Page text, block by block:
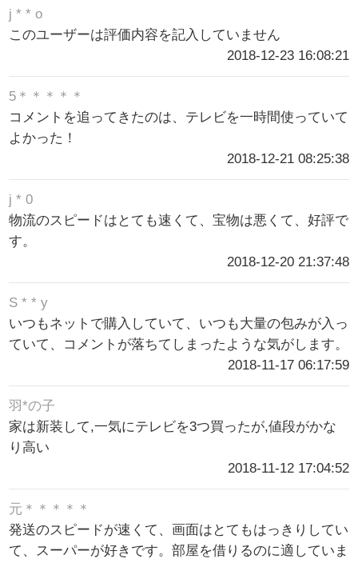
j * * o
このユーザーは評価内容を記入していません
2018-12-23 16:08:21
5＊＊＊＊＊
コメントを追ってきたのは、テレビを一時間使っていて
よかった！
2018-12-21 08:25:38
j * 0
物流のスピードはとても速くて、宝物は悪くて、好評で
す。
2018-12-20 21:37:48
S * * y
いつもネットで購入していて、いつも大量の包みが入っ
ていて、コメントが落ちてしまったような気がします。
2018-11-17 06:17:59
羽*の子
家は新装して,一気にテレビを3つ買ったが,値段がかな
り高い
2018-11-12 17:04:52
元＊＊＊＊＊
発送のスピードが速くて、画面はとてもはっきりしてい
て、スーパーが好きです。部屋を借りるのに適していま